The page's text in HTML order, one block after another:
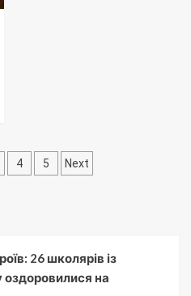
4 5 Next
26 школярів із
на